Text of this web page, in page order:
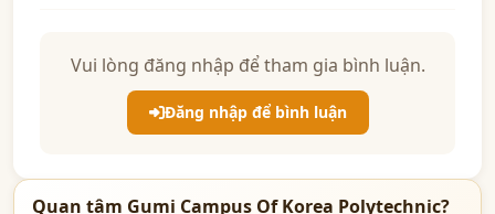
Vui lòng đăng nhập để tham gia bình luận.
Đăng nhập để bình luận
Quan tâm Gumi Campus Of Korea Polytechnic?